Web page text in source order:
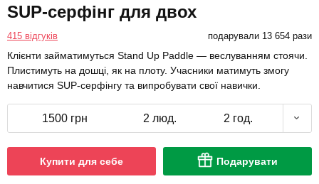
SUP-серфінг для двох
415 відгуків подарували 13 654 рази
Клієнти займатимуться Stand Up Paddle — веслуванням стоячи.
Плистимуть на дошці, як на плоту. Учасники матимуть змогу
навчитися SUP-серфінгу та випробувати свої навички.
1500 грн 2 люд. 2 год.
Купити для себе Подарувати